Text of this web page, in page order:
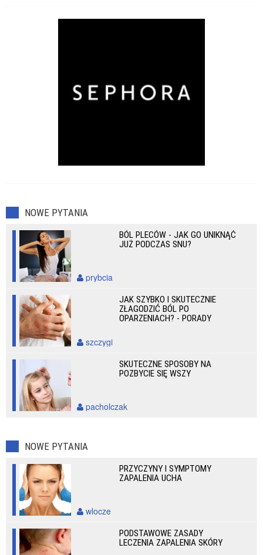
NOWE PYTANIA
BÓL PLECÓW - JAK GO UNIKNĄĆ
JUŻ PODCZAS SNU?
prybcia
JAK SZYBKO I SKUTECZNIE
ZŁAGODZIĆ BÓL PO
OPARZENIACH? - PORADY
szczygi
SKUTECZNE SPOSOBY NA
POZBYCIE SIĘ WSZY
pacholczak
NOWE PYTANIA
PRZYCZYNY I SYMPTOMY
ZAPALENIA UCHA
wlocze
PODSTAWOWE ZASADY
LECZENIA ZAPALENIA SKÓRY